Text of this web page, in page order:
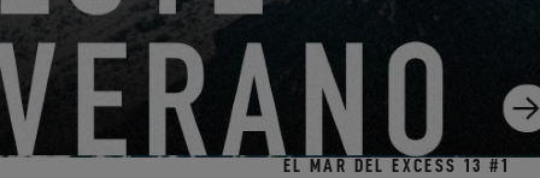
ANTES DEL GRAN SALPICÓN #4 – DÍA DE PRUEBA EN
EL MAR DEL EXCESS 13 #1